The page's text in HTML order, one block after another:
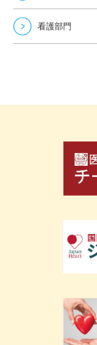
看護部門